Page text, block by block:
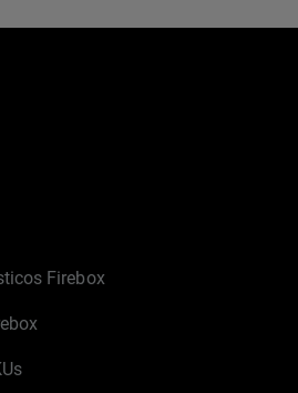
Firebox